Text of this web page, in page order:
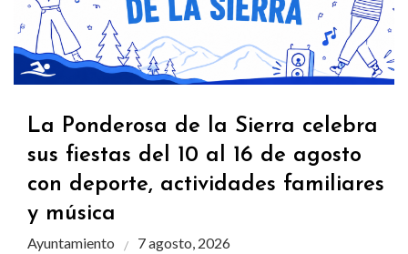
La Ponderosa de la Sierra celebra
sus fiestas del 10 al 16 de agosto
con deporte, actividades familiares
y música
Ayuntamiento 7 agosto, 2026